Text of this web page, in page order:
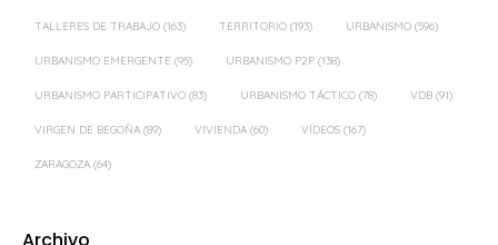
TALLERES DE TRABAJO (163) TERRITORIO (193) URBANISMO (596)
URBANISMO EMERGENTE (95) URBANISMO P2P (138)
URBANISMO PARTICIPATIVO (83) URBANISMO TÁCTICO (78) VDB (91)
VIRGEN DE BEGOÑA (89) VIVIENDA (60) VÍDEOS (167)
ZARAGOZA (64)
Archivo